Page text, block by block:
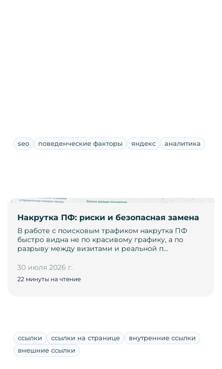
seo поведенческие факторы яндекс аналитика
Накрутка ПФ: риски и безопасная замена
В работе с поисковым трафиком накрутка ПФ
быстро видна не по красивому графику, а по
разрыву между визитами и реальной п…
30 июля 2026 г.
22 минуты на чтение
ссылки ссылки на странице
внутренние ссылки
внешние ссылки